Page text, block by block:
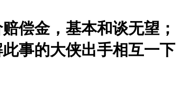
偿金，基本和谈无望；
事的大侠出手相互一下